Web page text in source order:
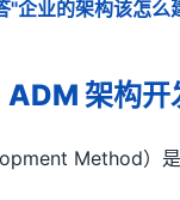
"企业的架构该怎
架构开
Method）是